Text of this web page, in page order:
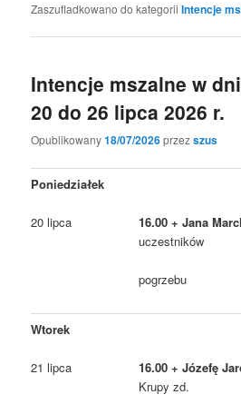
Zaszufladkowano do kategorii Intencje
Intencje mszalne w
20 do 26 lipca 2026 r.
Opublikowany18/07/2026przezszus
Poniedziałek
20 lipca 16.00 + Jana
uczestników
pogrzebu
Wtorek
21 lipca 16.00 + Józefę
Krupy zd.